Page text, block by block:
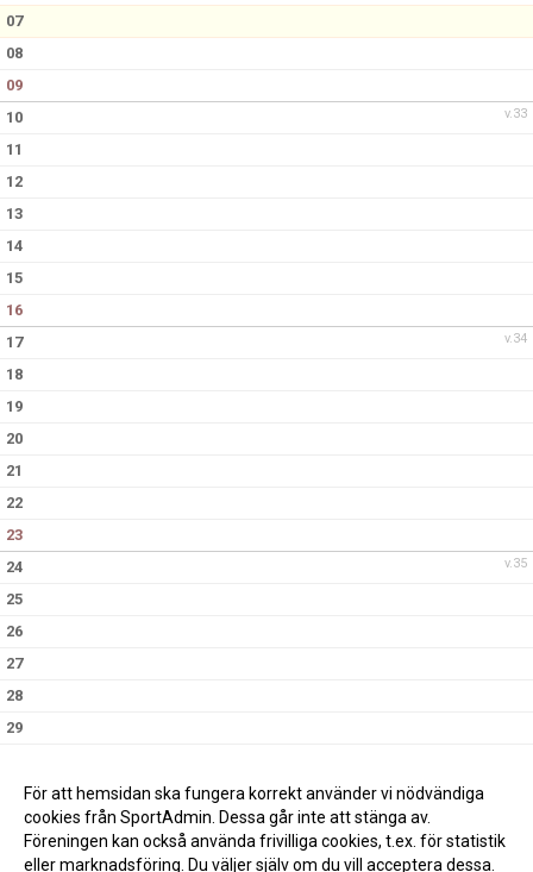
07
08
09
v.33
10
11
12
13
14
15
16
v.34
17
18
19
20
21
22
23
v.35
24
25
26
27
28
29
För att hemsidan ska fungera korrekt använder vi nödvändiga
cookies från SportAdmin. Dessa går inte att stänga av.
Föreningen kan också använda frivilliga cookies, t.ex. för statistik
eller marknadsföring. Du väljer själv om du vill acceptera dessa.